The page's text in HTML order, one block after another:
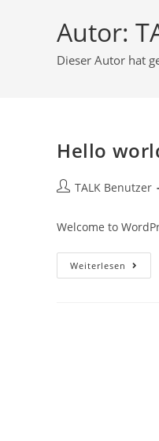
Autor:
Dieser Autor hat
Hello
TALK Benutzer
Welcome to
Weiterlesen